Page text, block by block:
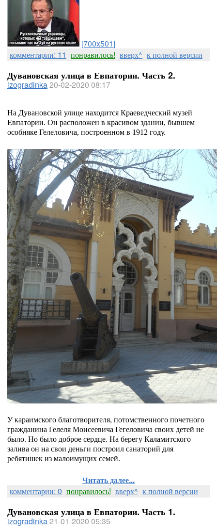
[700x501]
комментарии: 11 понравилось! вверх^ к полной версии
Дувановская улица в Евпатории. Часть 2.
izogradinka20-02-2020 08:17
На Дувановской улице находится Краеведческий музей
Евпатории. Он расположен в красивом здании, бывшем
особняке Гелеловича, построенном в 1912 году.
У караимского благотворителя, потомственного почетного
гражданина Гелеля Моисеевича Гегеловича своих детей не
было. Но было доброе сердце. На берегу Каламитского
залива он на свои деньги построил санаторий для
ребятишек из малоимущих семей.
Читать далее...
комментарии: 0 понравилось! вверх^ к полной версии
Дувановская улица в Евпатории. Часть 1.
izogradinka21-01-2020 05:35